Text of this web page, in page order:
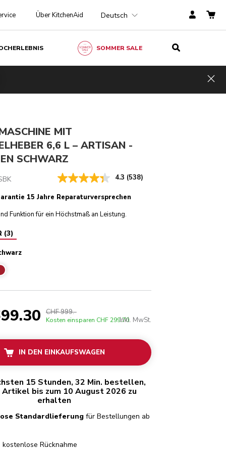
Über KitchenAid Deutsch
SOMMER SALE
MIT
6,6 L – ARTISAN -
SCHWARZ
4.3 (538)
15 Jahre Reparaturversprechen
Funktion für ein Höchstmaß an Leistung.
(3)
CHF 999.-
Kosten einsparen CHF 299.70Inkl. MwSt.
IN DEN EINKAUFSWAGEN
15 Stunden, 32 Min. bestellen,
Artikel bis zum 10 August 2026 zu
erhalten
Standardlieferung für Bestellungen ab
kostenlose Rücknahme